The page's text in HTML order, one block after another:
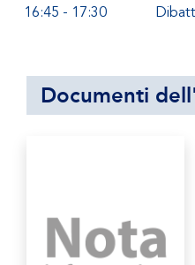
16:45 - 17:30
Documenti